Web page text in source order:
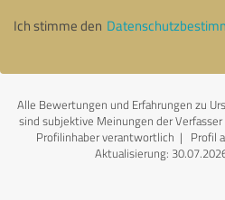
Ich stimme den
Alle Bewertungen und Erfahrungen zu
sind subjektive Meinungen der
Profilinhaber verantwortlich | Profil
Aktualisierung: